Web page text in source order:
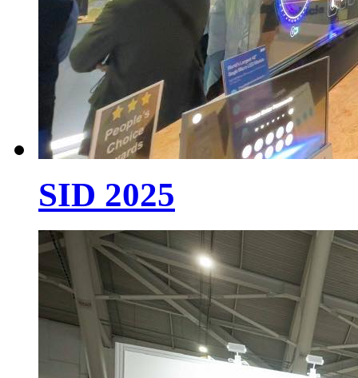
SID 2025